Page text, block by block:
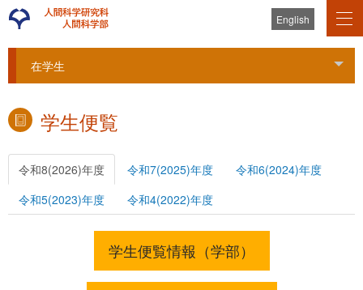
English
在学生
学生便覧
令和8(2026)年度 令和7(2025)年度
令和6(2024)年度
令和5(2023)年度
令和4(2022)年度
学生便覧情報（学部）